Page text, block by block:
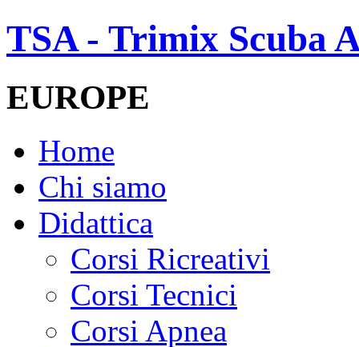
TSA - Trimix Scuba
EUROPE
Home
Chi siamo
Didattica
Corsi Ricreativi
Corsi Tecnici
Corsi Apnea